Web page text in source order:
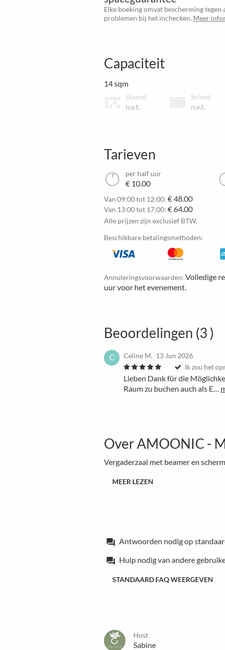
Elke boeking omvat bescherming
problemen bij het inchecken. Meer
Capaciteit
14 sqm
Staand
n.v.t.
School
n.v.t.
Tarieven
per half uur
€ 10.00
Van 09:00 tot 12:00: € 48.00
Van 13:00 tot 17:00: € 64.00
Alle prijzen zijn exclusief BTW.
Beschikbare betalingsmethoden:
Annuleringsvoorwaarden: Volledige
uur voor het evenement.
Beoordelingen (3 )
C Celine M. 13 Jun 2026
Ik zou het
Lieben Dank für die
Raum zu buchen auch als E…
Over AMOONIC -
Vergaderzaal met beamer en
MEER LEZEN
forum Antwoorden nodig op
forum Hulp nodig van andere
STANDAARD FAQ WEERGEVEN
Host
Sabine